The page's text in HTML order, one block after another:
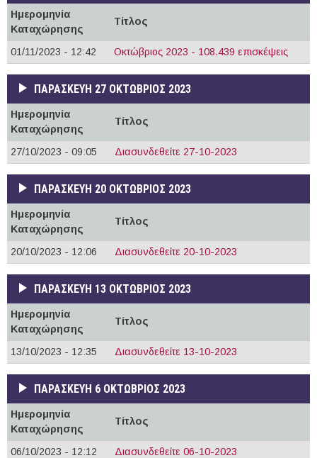
Ημερομηνία
Καταχώρησης
Τίτλος
01/11/2023 - 12:42 Οκτώβριος 2023 - 108.439 επισκέψεις
ΠΑΡΑΣΚΕΥΉ 27 ΟΚΤΏΒΡΙΟΣ 2023
Ημερομηνία
Καταχώρησης
Τίτλος
27/10/2023 - 09:05 Διασυνδεθείτε 27-10-2023
ΠΑΡΑΣΚΕΥΉ 20 ΟΚΤΏΒΡΙΟΣ 2023
Ημερομηνία
Καταχώρησης
Τίτλος
20/10/2023 - 12:06 Διασυνδεθείτε 20-10-2023
ΠΑΡΑΣΚΕΥΉ 13 ΟΚΤΏΒΡΙΟΣ 2023
Ημερομηνία
Καταχώρησης
Τίτλος
13/10/2023 - 12:35 Διασυνδεθείτε 13-10-2023
ΠΑΡΑΣΚΕΥΉ 6 ΟΚΤΏΒΡΙΟΣ 2023
Ημερομηνία
Καταχώρησης
Τίτλος
06/10/2023 - 12:12 Διασυνδεθείτε 06-10-2023